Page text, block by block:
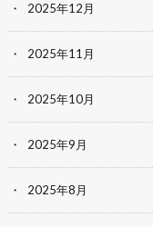
2025年12月
2025年11月
2025年10月
2025年9月
2025年8月